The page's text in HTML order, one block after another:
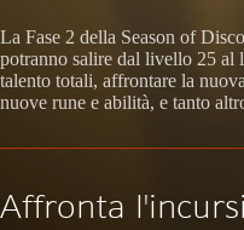
La Fase 2 della Season of
potranno salire dal livello 25 al
talento totali, affrontare la
nuove rune e abilità, e tanto
Affronta